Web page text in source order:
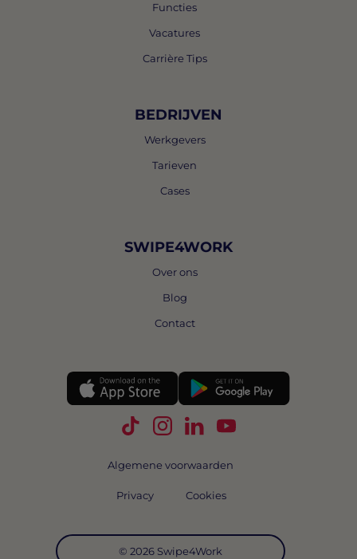
Functies
Vacatures
Carrière Tips
BEDRIJVEN
Werkgevers
Tarieven
Cases
SWIPE4WORK
Over ons
Blog
Contact
Volg Swipe4Work op TikTok
Volg Swipe4Work op
Volg Swipe4Work op
Volg Swipe4Work
© 2026 Swipe4Work
Algemene voorwaarden
Privacy Cookies